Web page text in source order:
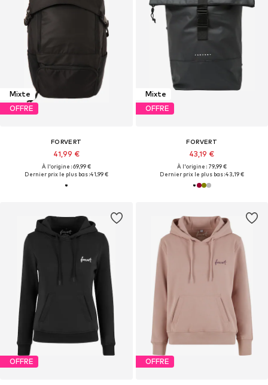
Mixte
OFFRE
FORVERT
41,99 €
À l'origine : 69,99 €
Dernier prix le plus bas :41,99 €
Mixte
OFFRE
FORVERT
43,19 €
À l'origine : 79,99 €
Dernier prix le plus bas :43,19 €
OFFRE OFFRE